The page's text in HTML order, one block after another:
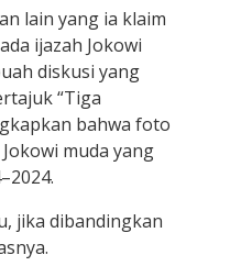
lain yang ia klaim
ijazah Jokowi
diskusi yang
“Tiga
bahwa foto
muda yang
jika dibandingkan